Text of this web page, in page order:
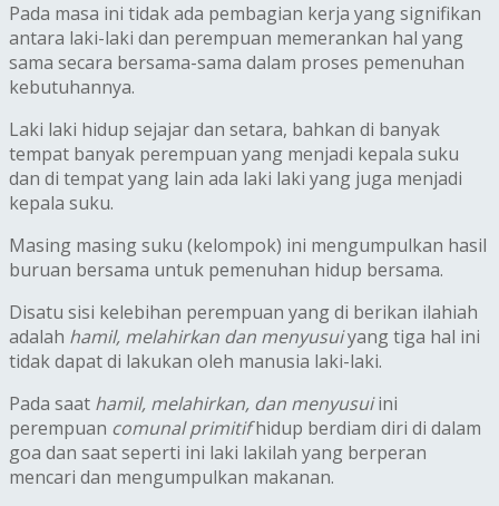
Pada masa ini tidak ada pembagian kerja yang signifikan
antara laki-laki dan perempuan memerankan hal yang
sama secara bersama-sama dalam proses pemenuhan
kebutuhannya.
Laki laki hidup sejajar dan setara, bahkan di banyak
tempat banyak perempuan yang menjadi kepala suku
dan di tempat yang lain ada laki laki yang juga menjadi
kepala suku.
Masing masing suku (kelompok) ini mengumpulkan hasil
buruan bersama untuk pemenuhan hidup bersama.
Disatu sisi kelebihan perempuan yang di berikan ilahiah
adalah hamil, melahirkan dan menyusuiyang tiga hal ini
tidak dapat di lakukan oleh manusia laki-laki.
Pada saat hamil, melahirkan, dan menyusuiini
perempuan comunal primitifhidup berdiam diri di dalam
goa dan saat seperti ini laki lakilah yang berperan
mencari dan mengumpulkan makanan.